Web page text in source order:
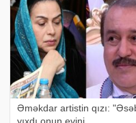
bir gəlinin qayınanay
Əməkdar artistin qızı: